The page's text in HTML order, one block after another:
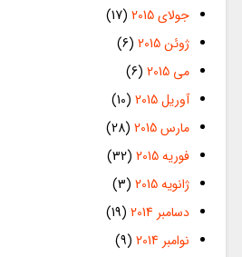
جولای 2015
(17)
ژوئن 2015
(6)
می 2015
(6)
آوریل 2015
(10)
مارس 2015
(28)
فوریه 2015
(32)
ژانویه 2015
(3)
دسامبر 2014
(19)
نوامبر 2014
(9)